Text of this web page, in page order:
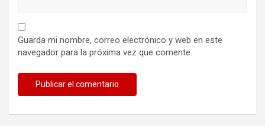
Guarda mi nombre, correo electrónico y web en este
navegador para la próxima vez que comente.